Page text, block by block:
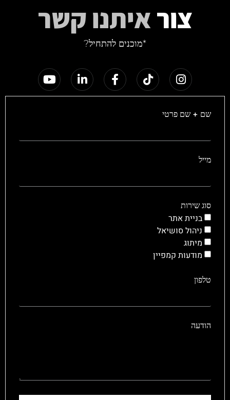
צוראיתנו קשר
*מוכנים להתחיל?
שם + שם פרטי
מייל
סוג שירות
בניית אתר
ניהול סושיאל
מיתוג
מודעות קמפיין
טלפון
הודעה